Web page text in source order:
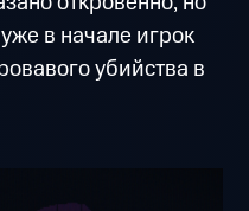
в начале игрок
убийства в